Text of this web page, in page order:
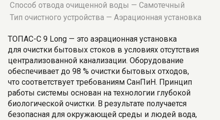
Способ отвода очищенной воды — Самотечный
Тип очистного устройства — Аэрационная установка
ТОПАС-С 9 Long — это аэрационная установка
для очистки бытовых стоков в условиях отсутствия
централизованной канализации. Оборудование
обеспечивает до 98 % очистки бытовых отходов,
что соответствует требованиям СанПиН. Принцип
работы системы основан на технологии глубокой
биологической очистки. В результате получается
безопасная для окружающей среды и людей вода,